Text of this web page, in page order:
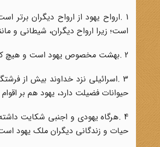
1
.ارواح یهود از ارواح دیگران برتر
است؛ زیرا ارواح دیگران، شیطانی و
2
.بهشت مخصوص یهود است و هیچ کس
3
.اسرائیلی نزد خداوند بیش از
حیوانات فضیلت دارد، یهود هم بر
4
.هرگاه یهودی و اجنبی شکایت داشته
حیات و زندگانی دیگران ملک یهود